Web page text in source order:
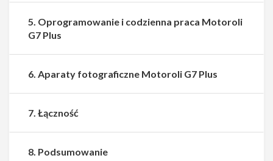
5. Oprogramowanie i codzienna praca Motoroli
G7 Plus
6. Aparaty fotograficzne Motoroli G7 Plus
7. Łączność
8. Podsumowanie